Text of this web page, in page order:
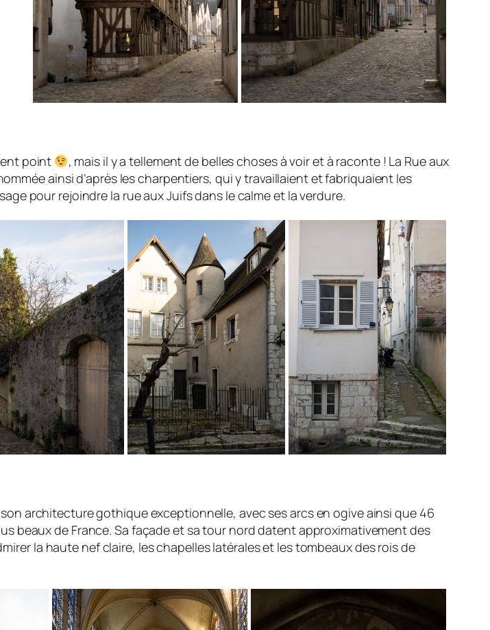
point
, mais il y a tellement de belles choses à voir et à raconte ! La Rue aux
ainsi d’après les charpentiers, qui y travaillaient et fabriquaient les
pour rejoindre la rue aux Juifs dans le calme et la verdure.
architecture gothique exceptionnelle, avec ses arcs en ogive ainsi que 46
beaux de France. Sa façade et sa tour nord datent approximativement des
la haute nef claire, les chapelles latérales et les tombeaux des rois de